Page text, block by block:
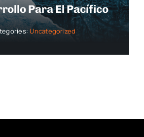
Para El Pacífico
Uncategorized